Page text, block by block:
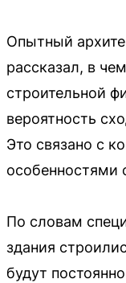
Опытный
рассказал, в
строительной
вероятность
Это связано с
особенностями
По словам
здания
будут